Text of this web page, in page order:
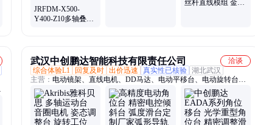
JRFDM-X500-
Y400-Z10多轴叠加
丝杆直线模组 金瑞
武汉中创鹏达智能科技有限责任公司
洽谈
综合体验L1
回复及时 出价迅速 真实性已核验 湖北武汉
主营： 电动镜架、直线电机、DD马达、电动平移台、电动旋转台、
电动角位台、电动升降台、整体式双轴位移台、精密运动控制、工业
相机